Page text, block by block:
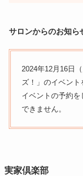
サロンからのお知ら
2024年12月16日
ズ！」のイベント
イベントの予約
できません。
実家倶楽部